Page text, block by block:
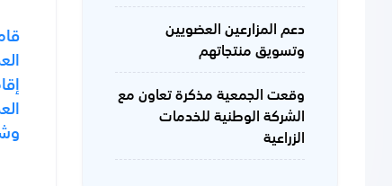
دعم المزارعين العضويين
وتسويق منتجاتهم
وقعت الجمعية مذكرة تعاون مع
الشركة الوطنية للخدمات
الزراعية